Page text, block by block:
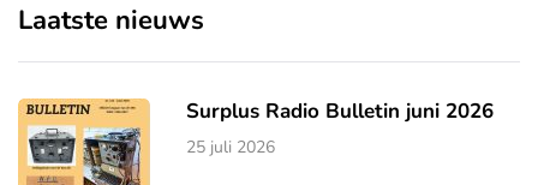
Laatste nieuws
Surplus Radio Bulletin juni 2026
25 juli 2026